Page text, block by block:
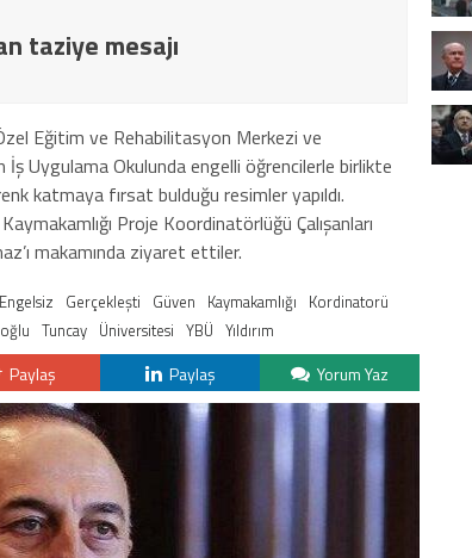
taziye mesajı
Eğitim ve Rehabilitasyon Merkezi ve
Uygulama Okulunda engelli öğrencilerle birlikte
katmaya fırsat bulduğu resimler yapıldı.
Proje Koordinatörlüğü Çalışanları
makamında ziyaret ettiler.
Engelsiz Gerçekleşti Güven Kaymakamlığı Kordinatorü
Tuncay Üniversitesi YBÜ Yıldırım
Paylaş Paylaş Yorum Yaz